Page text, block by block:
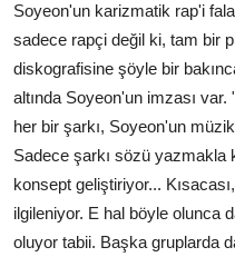
Soyeon'un karizmatik rap'i
sadece rapçi değil ki, tam bir
diskografisine şöyle bir
altında Soyeon'un imzası
her bir şarkı, Soyeon'un
Sadece şarkı sözü yazmakla
konsept geliştiriyor...
ilgileniyor. E hal böyle olunca
oluyor tabii. Başka gruplarda